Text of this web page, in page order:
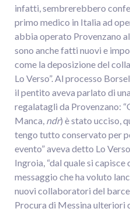
infatti, sembrerebbero
primo medico in Italia ad
abbia operato Provenzano
sono anche fatti nuovi e
come la deposizione del
Lo Verso”. Al processo
il pentito aveva parlato di
regalatagli da Provenzano:
Manca, ndr) è stato ucciso,
tengo tutto conservato per
evento” aveva detto Lo
Ingroia, “dal quale si capisce
messaggio che ha voluto
nuovi collaboratori del
Procura di Messina ulteriori